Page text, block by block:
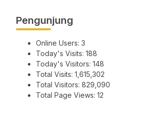
Pengunjung
Online Users: 3
Today's Visits: 188
Today's Visitors: 148
Total Visits: 1,615,302
Total Visitors: 829,090
Total Page Views: 12